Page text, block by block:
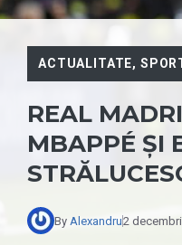
ACTUALITATE,
REAL
MBAPPÉ ȘI
By Alexandru2